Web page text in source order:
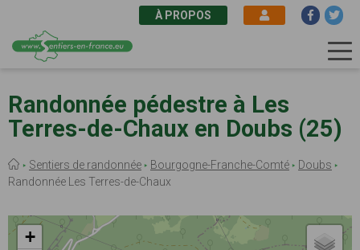
au
contenu
principal
À PROPOS
Randonnée pédestre à Les
Terres-de-Chaux en Doubs (25)
Fil
d'Ariane
Sentiers de randonnée Bourgogne-Franche-Comté
Doubs
Randonnée Les Terres-de-Chaux
+